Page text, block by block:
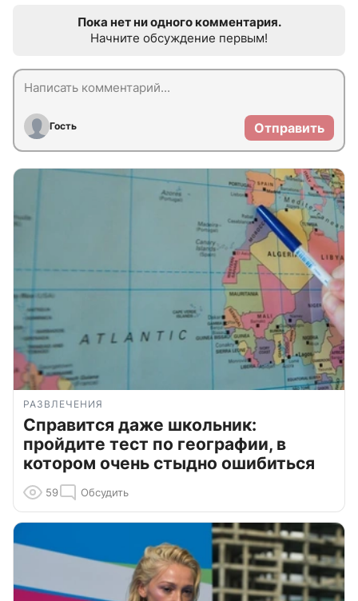
Пока нет ни одного комментария.
Начните обсуждение первым!
Гость Отправить
РАЗВЛЕЧЕНИЯ
Справится даже школьник:
пройдите тест по географии, в
котором очень стыдно ошибиться
59 Обсудить